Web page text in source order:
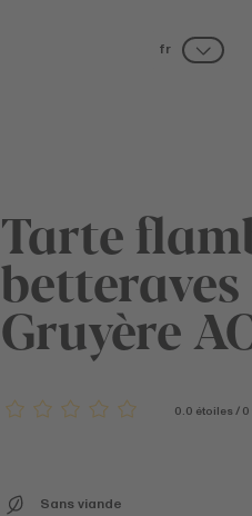
fr
Tarte
Gruyère
0.0 étoiles/ 0
Sans viande